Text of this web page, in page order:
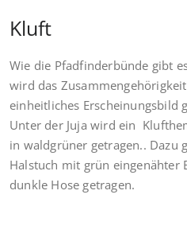
Kluft
Wie die Pfadfinderbünde gibt
wird das
einheitliches Erscheinungsbild
Unter der Juja wird ein
in waldgrüner getragen.. Dazu
Halstuch mit grün eingenähter
dunkle Hose getragen.